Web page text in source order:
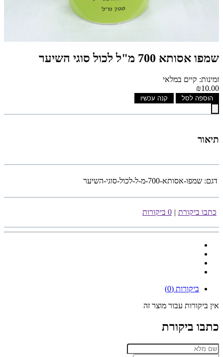
שמפו אסותא 700 מ"ל לכול סוגי השיער
זמינות: קיים במלאי
₪10.00
הוספה לסל קנה עכשיו
תיאור
דגם: שמפו-אסותא-700-מ-ל-לכול-סוגי-השיער
כתבו ביקורת | 0 ביקורות
ביקורות (0)
אין ביקורות עבור מוצר זה
כתבו ביקורת